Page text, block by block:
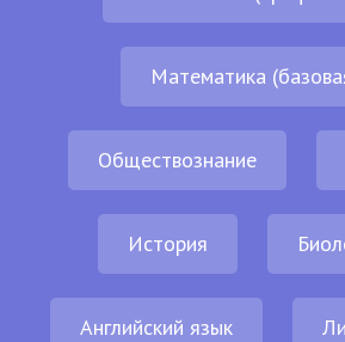
Математика
Обществознание
История
Английский язык